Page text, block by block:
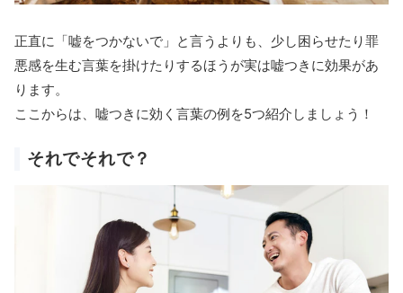
正直に「嘘をつかないで」と言うよりも、少し困らせたり罪
悪感を生む言葉を掛けたりするほうが実は嘘つきに効果があ
ります。
ここからは、嘘つきに効く言葉の例を5つ紹介しましょう！
それでそれで？